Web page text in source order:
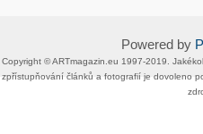
Powered by
Copyright ©​ ​​ARTmagazin.eu ​1997-2019​.​
zpřístupňování článků a fotografií je dovoleno